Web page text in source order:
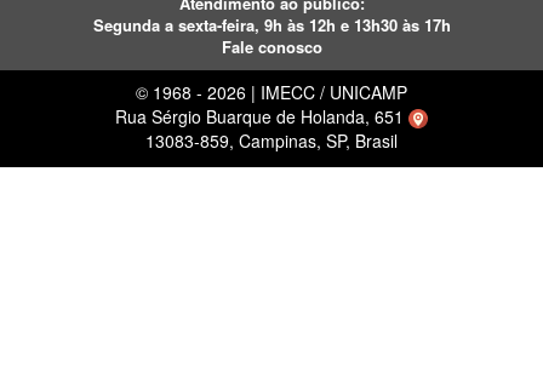
Segunda a sexta-feira, 9h às 12h e 13h30 às 17h
Fale conosco
© 1968 - 2026 | IMECC / UNICAMP
Rua Sérgio Buarque de Holanda, 651
13083-859, Campinas, SP, Brasil